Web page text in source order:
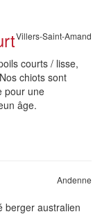
Villers-Saint-Amand
courts / lisse,
chiots sont
pour une
âge.
Andenne
berger australien